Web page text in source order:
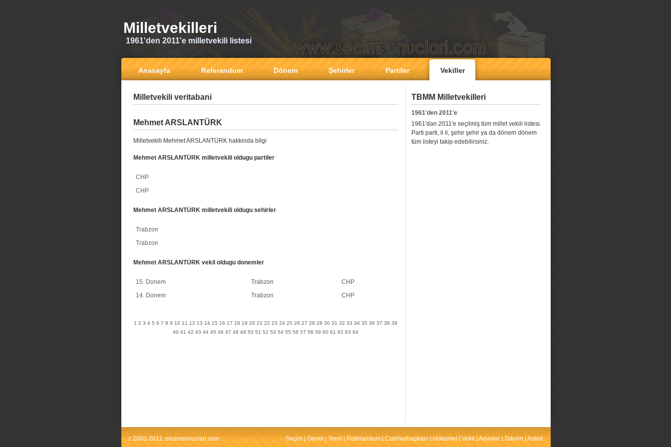
Milletvekilleri
1961'den 2011'e milletvekili listesi
Anasayfa Referandum Dönem Şehirler Partiler Vekiller
Milletvekili veritabani
Mehmet ARSLANTÜRK
Milletvekili Mehmet ARSLANTÜRK hakkinda bilgi
Mehmet ARSLANTÜRK milletvekili oldugu partiler
CHP
CHP
Mehmet ARSLANTÜRK milletvekili oldugu sehirler
Trabzon
Trabzon
Mehmet ARSLANTÜRK vekil oldugu donemler
15. Donem Trabzon
CHP
14. Donem
Trabzon CHP
1 2 3 4 5 6 7 8 9 10 11 12 13 14 15 16 17 18 19 20 21 22 23 24 25 26 27 28 29 30 31 32 33 34 35 36 37 38 39
40 41 42 43 44 45 46 47 48 49 50 51 52 53 54 55 56 57 58 59 60 61 62 63 64
TBMM Milletvekilleri
1961'den 2011'e
1961'dan 2011'e seçilmiş tüm millet vekili listesi.
Parti parti, il il, şehir şehir ya da dönem dönem
tüm listeyi takip edebilirsiniz.
c 2003-2011. secimsonuclari.com Seçim Genel Yerel Referandum Cumhurbaşkanı Hükümet| Vekil Adaylar Takvim Anket